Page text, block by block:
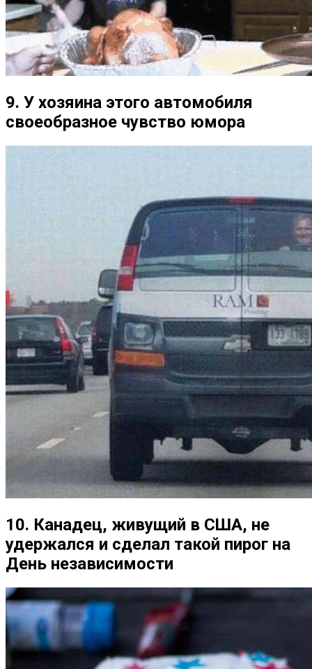
9. У хозяина этого автомобиля
своеобразное чувство юмора
10. Канадец, живущий в США, не
удержался и сделал такой пирог на
День независимости